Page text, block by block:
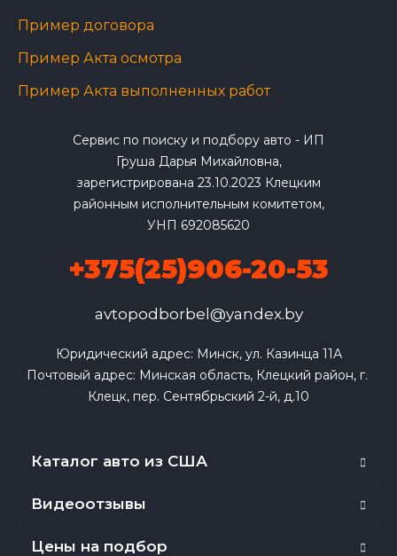
Пример договора
Пример Акта осмотра
Пример Акта выполненных работ
Сервис по поиску и подбору авто - ИП
Груша Дарья Михайловна,
зарегистрирована 23.10.2023 Клецким
районным исполнительным комитетом,
УНП 692085620
+375(25)906-20-53
avtopodborbel@yandex.by
Юридический адрес: Минск, ул. Казинца 11А
Почтовый адрес: Минская область, Клецкий район, г.
Клецк, пер. Сентябрьский 2-й, д.10
Каталог авто из США
Видеоотзывы
Цены на подбор